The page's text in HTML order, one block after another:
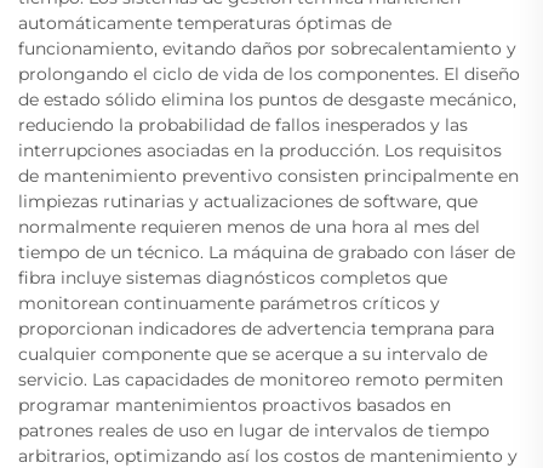
automáticamente temperaturas óptimas de
funcionamiento, evitando daños por sobrecalentamiento y
prolongando el ciclo de vida de los componentes. El diseño
de estado sólido elimina los puntos de desgaste mecánico,
reduciendo la probabilidad de fallos inesperados y las
interrupciones asociadas en la producción. Los requisitos
de mantenimiento preventivo consisten principalmente en
limpiezas rutinarias y actualizaciones de software, que
normalmente requieren menos de una hora al mes del
tiempo de un técnico. La máquina de grabado con láser de
fibra incluye sistemas diagnósticos completos que
monitorean continuamente parámetros críticos y
proporcionan indicadores de advertencia temprana para
cualquier componente que se acerque a su intervalo de
servicio. Las capacidades de monitoreo remoto permiten
programar mantenimientos proactivos basados en
patrones reales de uso en lugar de intervalos de tiempo
arbitrarios, optimizando así los costos de mantenimiento y